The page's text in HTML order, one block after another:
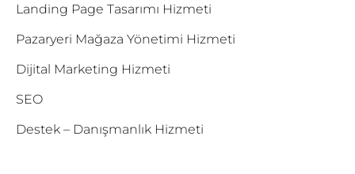
Landing Page Tasarımı Hizmeti
Pazaryeri Mağaza Yönetimi Hizmeti
Dijital Marketing Hizmeti
SEO
Destek – Danışmanlık Hizmeti